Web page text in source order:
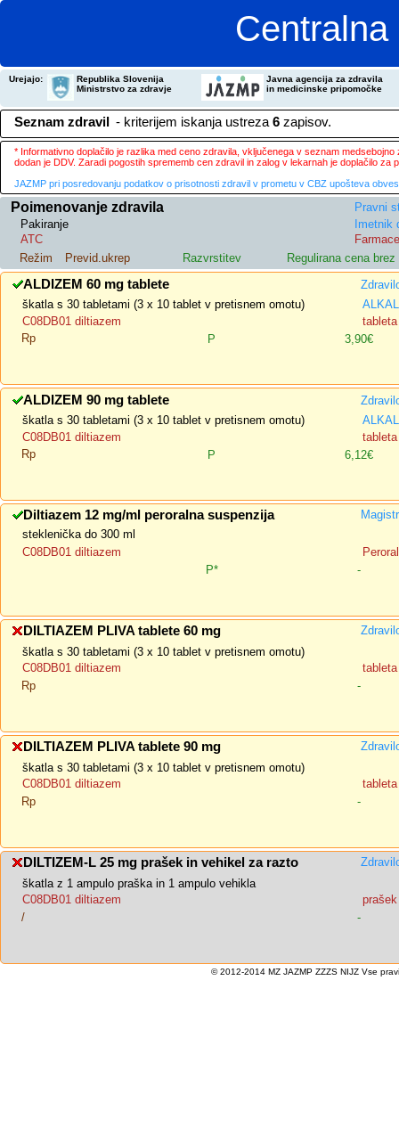
Urejajo:
Republika Slovenija
Ministrstvo za zdravje
Javna agencija za zdravila
in medicinske pripomočke
Seznam zdravil - kriterijem iskanja ustreza 6 zapisov.
* Informativno doplačilo je razlika med ceno zdravila, vključenega v seznam
dodan je DDV. Zaradi pogostih sprememb cen zdravil in zalog v lekarnah je doplačilo
JAZMP pri posredovanju podatkov o prisotnosti zdravil v prometu v CBZ upošteva
Poimenovanje zdravila
Pravni
Pakiranje
Imetnik
ATC
Režim
Previd.ukrep Razvrstitev Regulirana cena brez
ALDIZEM 60 mg tablete
škatla s 30 tabletami (3 x 10 tablet v pretisnem omotu)
C08DB01 diltiazem
tableta
Rp
P 3,90€
ALDIZEM 90 mg tablete
škatla s 30 tabletami (3 x 10 tablet v pretisnem omotu)
C08DB01 diltiazem
tableta
Rp
P 6,12€
Diltiazem 12 mg/ml peroralna suspenzija
steklenička do 300 ml
C08DB01 diltiazem
P*
-
DILTIAZEM PLIVA tablete 60 mg
škatla s 30 tabletami (3 x 10 tablet v pretisnem omotu)
C08DB01 diltiazem
tableta
Rp
-
DILTIAZEM PLIVA tablete 90 mg
škatla s 30 tabletami (3 x 10 tablet v pretisnem omotu)
C08DB01 diltiazem
tableta
Rp
-
DILTIZEM-L 25 mg prašek in vehikel za razto
škatla z 1 ampulo praška in 1 ampulo vehikla
C08DB01 diltiazem
/
-
© 2012-2014 MZ JAZMP ZZZS NIJZ Vse